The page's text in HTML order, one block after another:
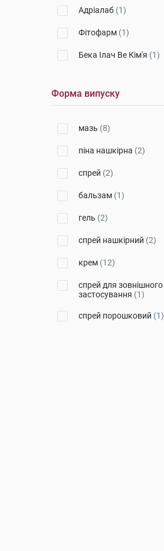
Адріалаб (1)
Фітофарм (1)
Бека Ілач Ве Кім'я (1)
Тернофарм
Форма випуску
мазь (8)
піна нашкірна (2)
спрей (2)
бальзам (1)
гель (2)
спрей нашкірний (2)
крем (12)
спрей для зовнішного
застосування (1)
спрей порошковий (1)